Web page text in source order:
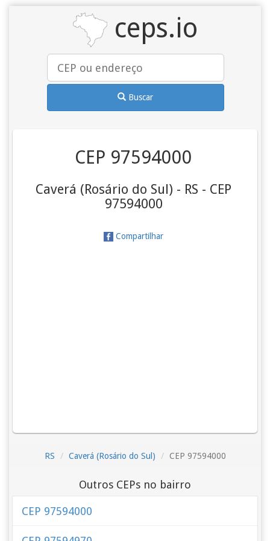
ceps.io
Buscar
CEP 97594000
Caverá (Rosário do Sul) - RS - CEP
97594000
Compartilhar
RS Caverá (Rosário do Sul) CEP 97594000
Outros CEPs no bairro
CEP 97594000